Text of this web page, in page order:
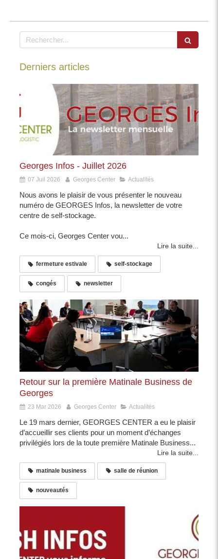
Rechercher
Derniers articles
Georges Infos - Juillet 2026
07 Juil 2026 Georges Center Actualités
Nous avons le plaisir de vous présenter le nouveau
numéro de GEORGES Infos, la newsletter de votre
centre de self-stockage.
Ce mois-ci, Georges Center vou...
Lire la suite...
fermeture estivale self-stockage
congés newsletter
Retour sur la première Matinale Business de
Georges
23 Mar 2026 Georges Center Actualités
Le 19 mars dernier, GEORGES CENTER a eu le plaisir
d’accueillir ses clients pour un moment d’échanges
privilégiés lors de la toute première Matinale Business...
Lire la suite...
matinale business salle de réunion
nouveautés